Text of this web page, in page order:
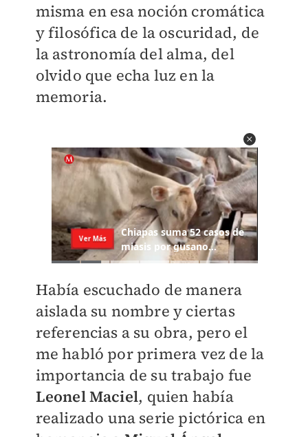
misma en esa noción cromática
y filosófica de la oscuridad, de
la astronomía del alma, del
olvido que echa luz en la
memoria.
Había escuchado de manera
aislada su nombre y ciertas
referencias a su obra, pero el
me habló por primera vez de la
importancia de su trabajo fue
Leonel Maciel, quien había
realizado una serie pictórica en